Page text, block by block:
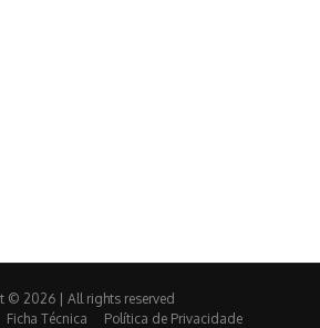
© 2026 | All rights reserved
Ficha Técnica
Política de Privacidade